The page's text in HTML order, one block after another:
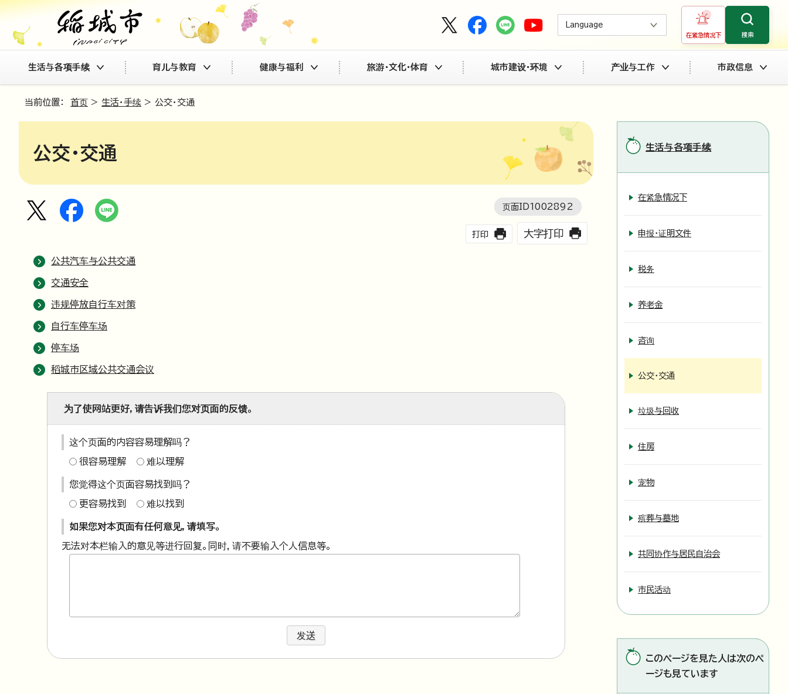
Language
在紧急情况下 搜索
生活与各项手续 育儿与教育 健康与福利 旅游・文化・体育 城市建设・环境 产业与工作 市政信息
当前位置： 首页 > 生活・手续 > 公交・交通
公交・交通
页面ID1002892
打印 大字打印
公共汽车与公共交通
交通安全
违规停放自行车对策
自行车停车场
停车场
稻城市区域公共交通会议
为了使网站更好，请告诉我们您对页面的反馈。
这个页面的内容容易理解吗？
很容易理解 难以理解
您觉得这个页面容易找到吗？
更容易找到 难以找到
如果您对本页面有任何意见，请填写。
无法对本栏输入的意见等进行回复。同时，请不要输入个人信息等。
发送
生活与各项手续
在紧急情况下
申报・证明文件
税务
养老金
咨询
公交・交通
垃圾与回收
住房
宠物
殡葬与墓地
共同协作与居民自治会
市民活动
このページを見た人は次のペ
ージも見ています